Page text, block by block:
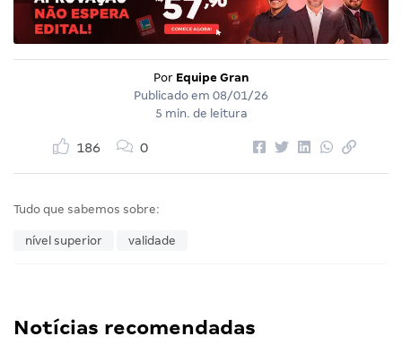
Por Equipe Gran
Publicado em 08/01/26
5 min. de leitura
186 0
Tudo que sabemos sobre:
nível superior validade
Notícias recomendadas